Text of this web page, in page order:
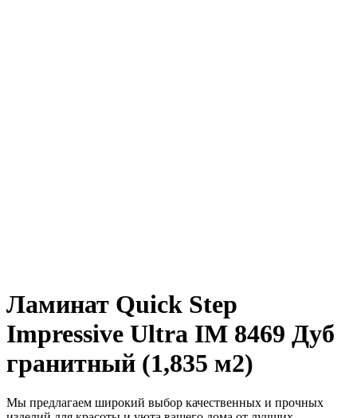
Ламинат Quick Step
Impressive Ultra IM 8469 Дуб
гранитный (1,835 м2)
Мы предлагаем широкий выбор качественных и прочных